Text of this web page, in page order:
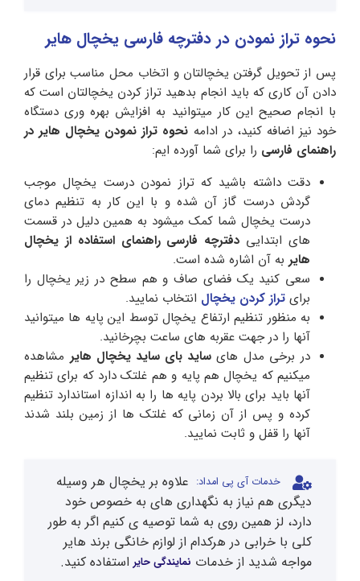
نحوه تراز نمودن در دفترچه فارسی یخچال هایر
پس از تحویل گرفتن یخچالتان و اتخاب محل مناسب برای قرار
دادن آن کاری که باید انجام بدهید تراز کردن یخچالتان است که
با انجام صحیح این کار میتوانید به افزایش بهره وری دستگاه
خود نیز اضافه کنید، در ادامه نحوه تراز نمودن یخچال هایر در
راهنمای فارسی را برای شما آورده ایم:
دقت داشته باشید که تراز نمودن درست یخچال موجب
گردش درست گاز آن شده و با این کار به تنظیم دمای
درست یخچال شما کمک میشود به همین دلیل در قسمت
های ابتدایی دفترچه فارسی راهنمای استفاده از یخچال
هایر به آن اشاره شده است.
سعی کنید یک فضای صاف و هم سطح در زیر یخچال را
برای تراز کردن یخچال انتخاب نمایید.
به منظور تنظیم ارتفاع یخچال توسط این پایه ها میتوانید
آنها را در جهت عقربه های ساعت بچرخانید.
در برخی مدل هایساید بای ساید یخچال هایر مشاهده
میکنیم که یخچال هم پایه و هم غلتک دارد که برای تنظیم
آنها باید برای بالا بردن پایه ها را به اندازه استاندارد تنظیم
کرده و پس از آن زمانی که غلتک ها از زمین بلند شدند
آنها را قفل و ثابت نمایید.
خدمات آی پی امداد: علاوه بر یخچال هر وسیله
دیگری هم نیاز به نگهداری های به خصوص خود
دارد، لز همین روی به شما توصیه ی کنیم اگر به طور
کلی با خرابی در هرکدام از لوازم خانگی برند هایر
مواجه شدید از خدمات نمایندگی حایراستفاده کنید.